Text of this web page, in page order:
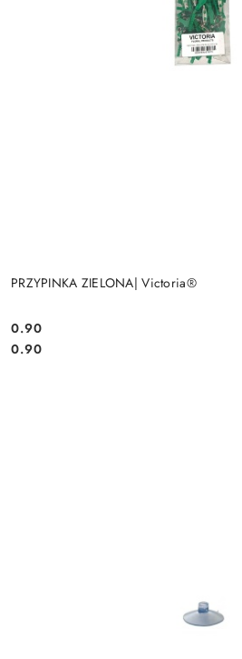
PRZYPINKA ZIELONA| Victoria®
Cena:
0.90
Cena:
0.90